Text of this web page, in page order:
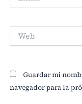
Guardar mi
navegador para la